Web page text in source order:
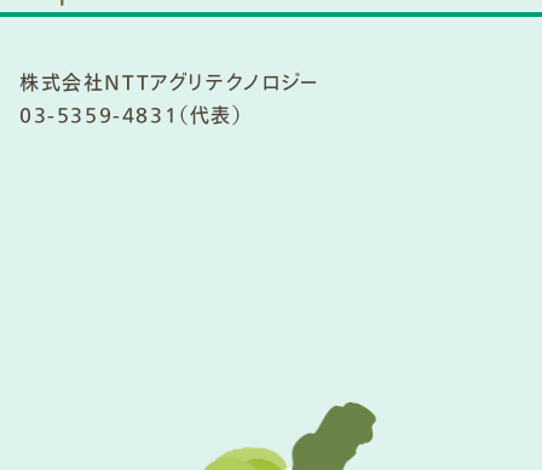
株式会社NTTアグリテクノロジー
03-5359-4831（代表）